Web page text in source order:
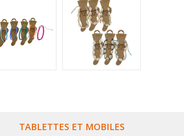
TABLETTES ET MOBILES